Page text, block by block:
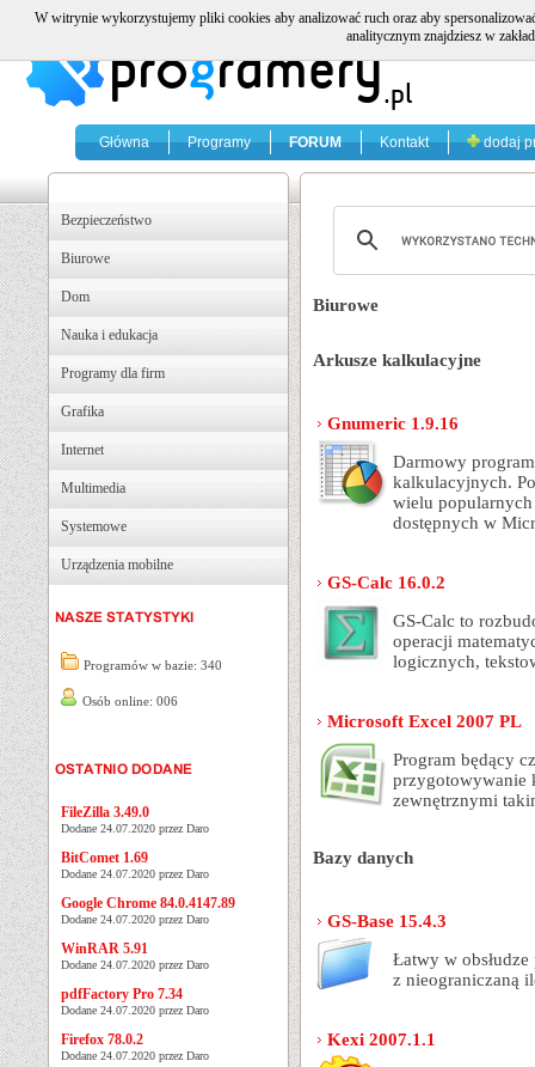
Główna Programy FORUM Kontakt dodaj
Bezpieczeństwo
Biurowe
Dom
Nauka i edukacja
Programy dla firm
Grafika
Internet
Multimedia
Systemowe
Urządzenia mobilne
Programów w bazie: 340
Osób online: 006
FileZilla 3.49.0
Dodane 24.07.2020 przez Daro
BitComet 1.69
Dodane 24.07.2020 przez Daro
Google Chrome 84.0.4147.89
Dodane 24.07.2020 przez Daro
WinRAR 5.91
Dodane 24.07.2020 przez Daro
pdfFactory Pro 7.34
Dodane 24.07.2020 przez Daro
Firefox 78.0.2
Dodane 24.07.2020 przez Daro
Biurowe
Arkusze kalkulacyjne
Gnumeric 1.9.16
Darmowy
kalkulacyjnych.
wielu
dostępnych w
GS-Calc 16.0.2
GS-Calc to
operacji
logicznych,
Microsoft Excel 2007 PL
Program będący
przygotowywanie
zewnętrznymi
Bazy danych
GS-Base 15.4.3
Łatwy w
z nieograniczaną
Kexi 2007.1.1
W witrynie wykorzystujemy pliki cookies aby analizować ruch oraz aby
analitycznym znajdziesz w